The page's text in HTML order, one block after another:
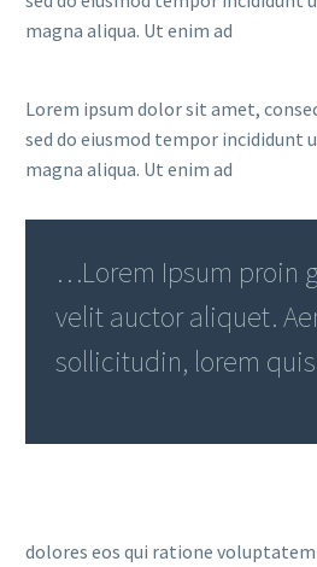
magna aliqua. Ut enim ad
Lorem ipsum dolor sit amet,
sed do eiusmod tempor incididunt
magna aliqua. Ut enim ad
…Lorem Ipsum proin
velit auctor aliquet.
sollicitudin, lorem quis
dolores eos qui ratione voluptatem